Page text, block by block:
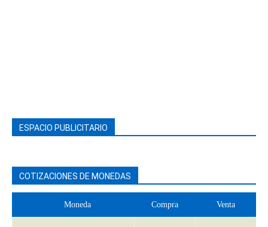
ESPACIO PUBLICITARIO
COTIZACIONES DE MONEDAS
Moneda Compra Venta